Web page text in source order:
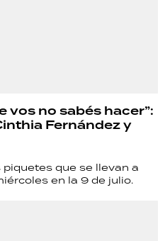
vos no sabés hacer”:
Fernández y
que se llevan a
en la 9 de julio.